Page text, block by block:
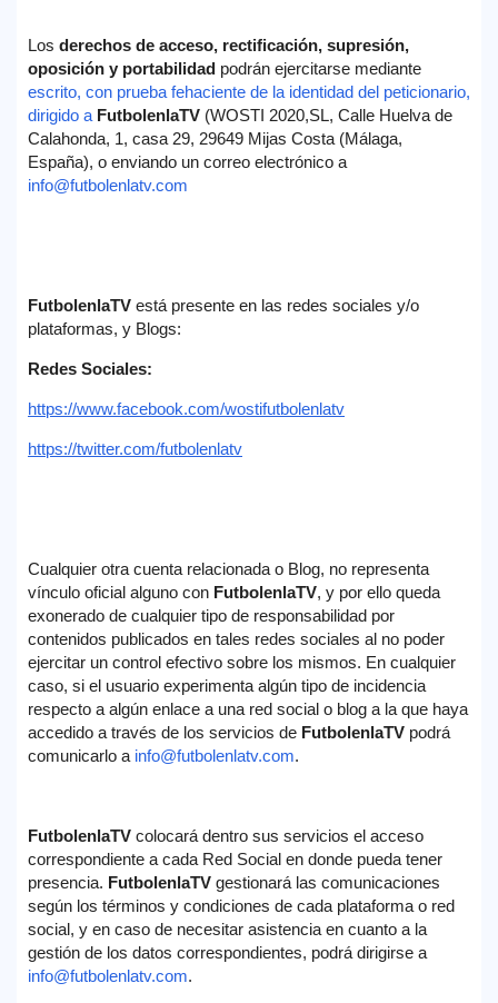
Los derechos de acceso, rectificación, supresión,
oposición y portabilidad podrán ejercitarse mediante
escrito, con prueba fehaciente de la identidad del peticionario,
dirigido a FutbolenlaTV (WOSTI 2020,SL, Calle Huelva de
Calahonda, 1, casa 29, 29649 Mijas Costa (Málaga,
España), o enviando un correo electrónico a
info@futbolenlatv.com
FutbolenlaTV está presente en las redes sociales y/o
plataformas, y Blogs:
Redes Sociales:
https://www.facebook.com/wostifutbolenlatv
https://twitter.com/futbolenlatv
Cualquier otra cuenta relacionada o Blog, no representa
vínculo oficial alguno con FutbolenlaTV, y por ello queda
exonerado de cualquier tipo de responsabilidad por
contenidos publicados en tales redes sociales al no poder
ejercitar un control efectivo sobre los mismos. En cualquier
caso, si el usuario experimenta algún tipo de incidencia
respecto a algún enlace a una red social o blog a la que haya
accedido a través de los servicios de FutbolenlaTV podrá
comunicarlo a info@futbolenlatv.com.
FutbolenlaTV colocará dentro sus servicios el acceso
correspondiente a cada Red Social en donde pueda tener
presencia. FutbolenlaTV gestionará las comunicaciones
según los términos y condiciones de cada plataforma o red
social, y en caso de necesitar asistencia en cuanto a la
gestión de los datos correspondientes, podrá dirigirse a
info@futbolenlatv.com.